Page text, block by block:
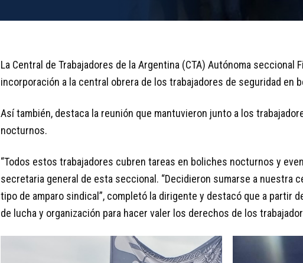
La Central de Trabajadores de la Argentina (CTA) Autónoma seccional
incorporación a la central obrera de los trabajadores de seguridad en
Así también, destaca la reunión que mantuvieron junto a los
nocturnos.
“Todos estos trabajadores cubren tareas en boliches nocturnos y
secretaria general de esta seccional. “Decidieron sumarse a nuestra
tipo de amparo sindical”, completó la dirigente y destacó que a partir
de lucha y organización para hacer valer los derechos de los